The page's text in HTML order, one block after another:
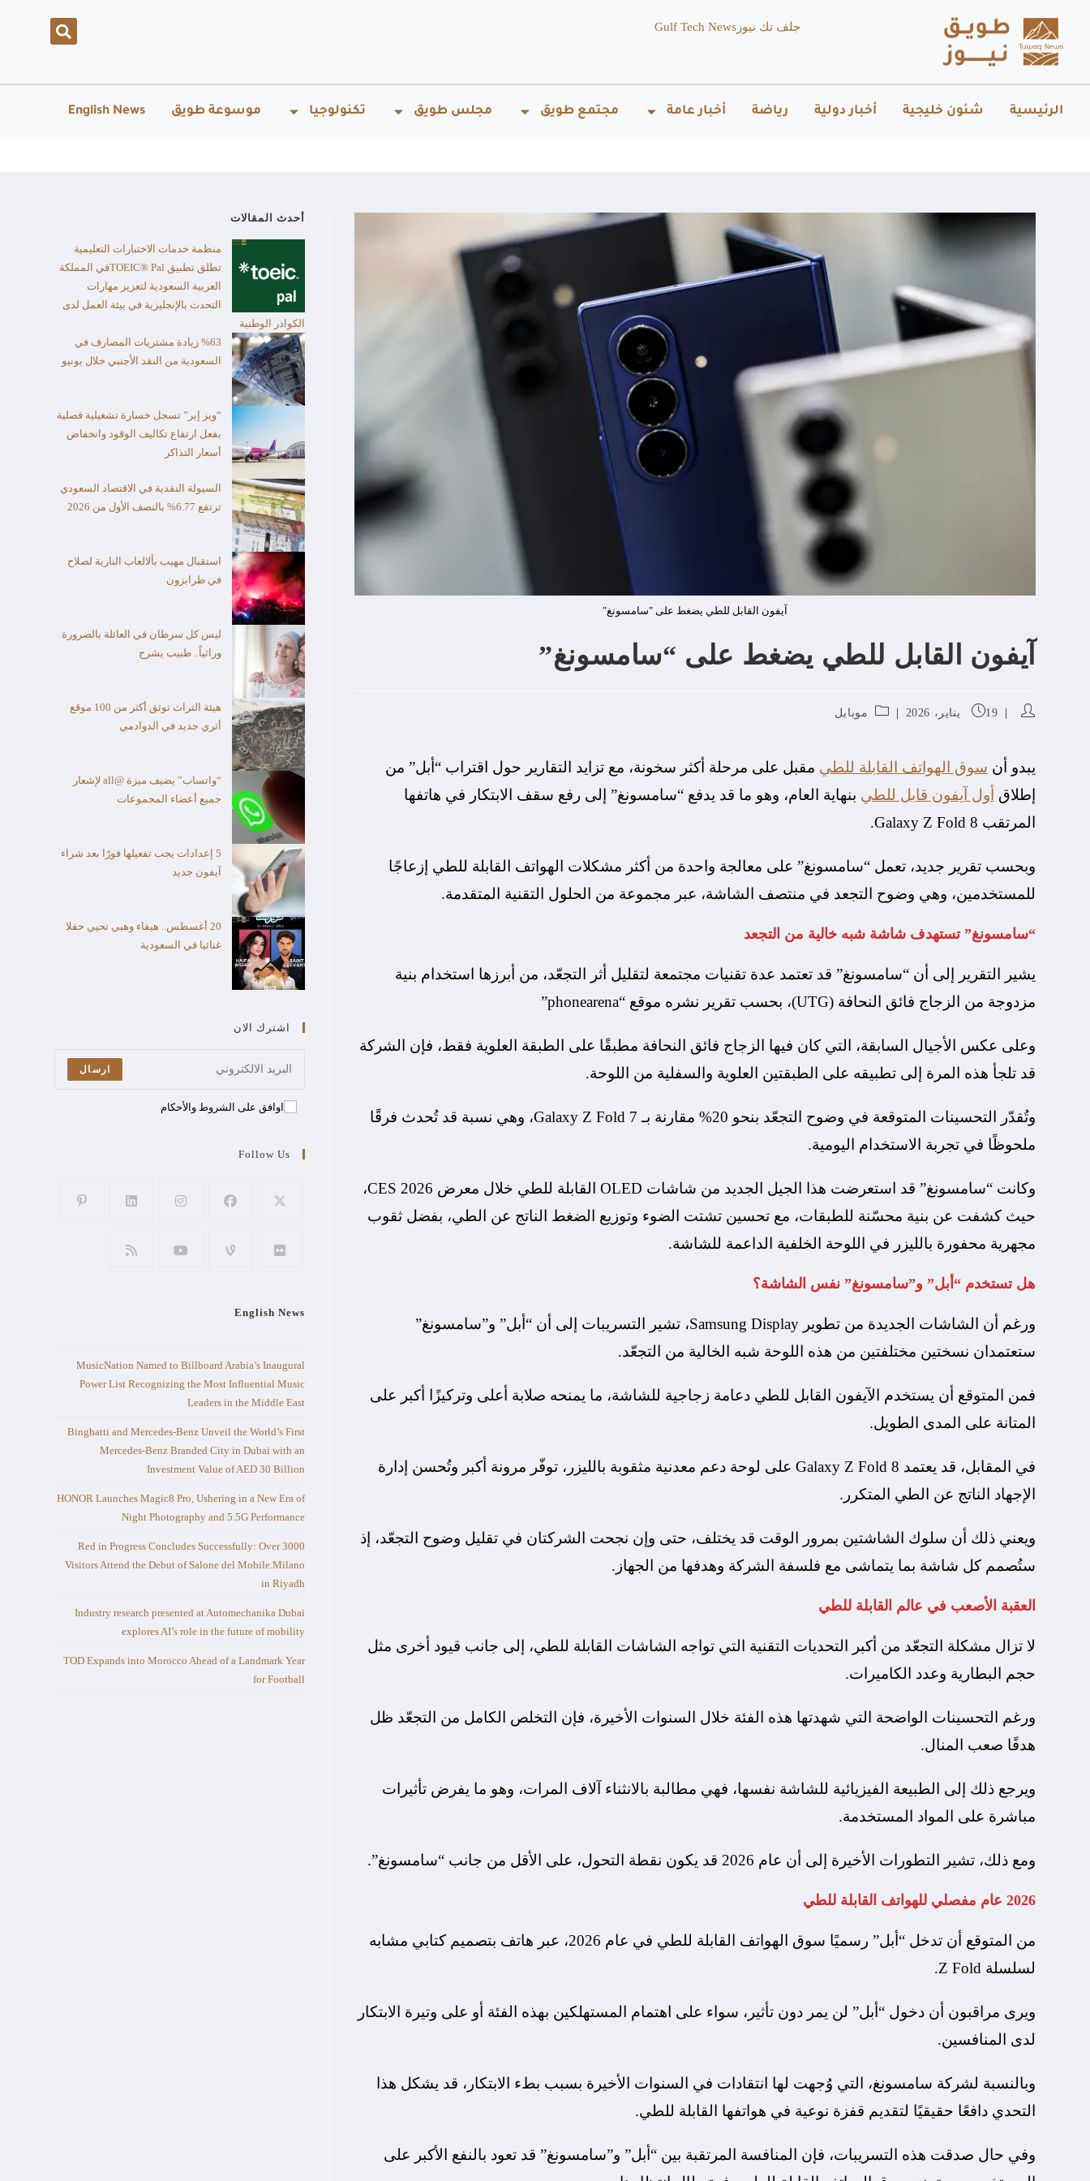
جلف تك نيوز Gulf Tech News
الرئيسية شئون خليجية أخبار دولية رياضة أخبار عامة مجتمع طويق مجلس طويق تكنولوجيا موسوعة طويق English News
آيفون القابل للطي يضغط على "سامسونغ"
آيفون القابل للطي يضغط على “سامسونغ”
19 يناير، 2026 موبايل
يبدو أن سوق الهواتف القابلة للطي مقبل على مرحلة أكثر سخونة، مع تزايد التقارير حول اقتراب “أبل” من
إطلاق أول آيفون قابل للطي بنهاية العام، وهو ما قد يدفع “سامسونغ” إلى رفع سقف الابتكار في هاتفها
المرتقب Galaxy Z Fold 8.
وبحسب تقرير جديد، تعمل “سامسونغ” على معالجة واحدة من أكثر مشكلات الهواتف القابلة للطي إزعاجًا
للمستخدمين، وهي وضوح التجعد في منتصف الشاشة، عبر مجموعة من الحلول التقنية المتقدمة.
“سامسونغ” تستهدف شاشة شبه خالية من التجعد
يشير التقرير إلى أن “سامسونغ” قد تعتمد عدة تقنيات مجتمعة لتقليل أثر التجعّد، من أبرزها استخدام بنية
مزدوجة من الزجاج فائق النحافة (UTG)، بحسب تقرير نشره موقع “phonearena”
وعلى عكس الأجيال السابقة، التي كان فيها الزجاج فائق النحافة مطبقًا على الطبقة العلوية فقط، فإن الشركة
قد تلجأ هذه المرة إلى تطبيقه على الطبقتين العلوية والسفلية من اللوحة.
وتُقدّر التحسينات المتوقعة في وضوح التجعّد بنحو 20% مقارنة بـ Galaxy Z Fold 7، وهي نسبة قد تُحدث فرقًا
ملحوظًا في تجربة الاستخدام اليومية.
وكانت “سامسونغ” قد استعرضت هذا الجيل الجديد من شاشات OLED القابلة للطي خلال معرض CES 2026،
حيث كشفت عن بنية محسّنة للطبقات، مع تحسين تشتت الضوء وتوزيع الضغط الناتج عن الطي، بفضل ثقوب
مجهرية محفورة بالليزر في اللوحة الخلفية الداعمة للشاشة.
هل تستخدم “أبل” و”سامسونغ” نفس الشاشة؟
ورغم أن الشاشات الجديدة من تطوير Samsung Display، تشير التسريبات إلى أن “أبل” و”سامسونغ”
ستعتمدان نسختين مختلفتين من هذه اللوحة شبه الخالية من التجعّد.
فمن المتوقع أن يستخدم الآيفون القابل للطي دعامة زجاجية للشاشة، ما يمنحه صلابة أعلى وتركيزًا أكبر على
المتانة على المدى الطويل.
في المقابل، قد يعتمد Galaxy Z Fold 8 على لوحة دعم معدنية مثقوبة بالليزر، توفّر مرونة أكبر وتُحسن إدارة
الإجهاد الناتج عن الطي المتكرر.
ويعني ذلك أن سلوك الشاشتين بمرور الوقت قد يختلف، حتى وإن نجحت الشركتان في تقليل وضوح التجعّد، إذ
ستُصمم كل شاشة بما يتماشى مع فلسفة الشركة وهدفها من الجهاز.
العقبة الأصعب في عالم القابلة للطي
لا تزال مشكلة التجعّد من أكبر التحديات التقنية التي تواجه الشاشات القابلة للطي، إلى جانب قيود أخرى مثل
حجم البطارية وعدد الكاميرات.
ورغم التحسينات الواضحة التي شهدتها هذه الفئة خلال السنوات الأخيرة، فإن التخلص الكامل من التجعّد ظل
هدفًا صعب المنال.
ويرجع ذلك إلى الطبيعة الفيزيائية للشاشة نفسها، فهي مطالبة بالانثناء آلاف المرات، وهو ما يفرض تأثيرات
مباشرة على المواد المستخدمة.
ومع ذلك، تشير التطورات الأخيرة إلى أن عام 2026 قد يكون نقطة التحول، على الأقل من جانب “سامسونغ”.
2026 عام مفصلي للهواتف القابلة للطي
من المتوقع أن تدخل “أبل” رسميًا سوق الهواتف القابلة للطي في عام 2026، عبر هاتف بتصميم كتابي مشابه
لسلسلة Z Fold.
ويرى مراقبون أن دخول “أبل” لن يمر دون تأثير، سواء على اهتمام المستهلكين بهذه الفئة أو على وتيرة الابتكار
لدى المنافسين.
وبالنسبة لشركة سامسونغ، التي وُجهت لها انتقادات في السنوات الأخيرة بسبب بطء الابتكار، قد يشكل هذا
التحدي دافعًا حقيقيًا لتقديم قفزة نوعية في هواتفها القابلة للطي.
وفي حال صدقت هذه التسريبات، فإن المنافسة المرتقبة بين “أبل” و”سامسونغ” قد تعود بالنفع الأكبر على
أحدث المقالات
منظمة خدمات الاختبارات التعليمية
تطلق تطبيق TOEIC® Palفي المملكة
العربية السعودية لتعزيز مهارات
التحدث بالإنجليزية في بيئة العمل لدى
الكوادر الوطنية
%63 زيادة مشتريات المصارف في
السعودية من النقد الأجنبي خلال يونيو
“ويز إير” تسجل خسارة تشغيلية فصلية
بفعل ارتفاع تكاليف الوقود وانخفاض
أسعار التذاكر
السيولة النقدية في الاقتصاد السعودي
ترتفع 6.77% بالنصف الأول من 2026
استقبال مهيب بألالعاب النارية لصلاح
في طرابزون
ليس كل سرطان في العائلة بالضرورة
وراثياً.. طبيب يشرح
هيئة التراث توثق أكثر من 100 موقع
أثري جديد في الدوادمي
“واتساب” يضيف ميزة @all لإشعار
جميع أعضاء المجموعات
5 إعدادات يجب تفعيلها فورًا بعد شراء
آيفون جديد
20 أغسطس.. هيفاء وهبي تحيي حفلا
غنائيا في السعودية
اشترك الان
ارسال
اوافق على الشروط والأحكام
Follow Us
English News
MusicNation Named to Billboard Arabia’s Inaugural
Power List Recognizing the Most Influential Music
Leaders in the Middle East
Binghatti and Mercedes-Benz Unveil the World’s First
Mercedes-Benz Branded City in Dubai with an
Investment Value of AED 30 Billion
HONOR Launches Magic8 Pro, Ushering in a New Era of
Night Photography and 5.5G Performance
Red in Progress Concludes Successfully: Over 3000
Visitors Attend the Debut of Salone del Mobile.Milano
in Riyadh
Industry research presented at Automechanika Dubai
explores AI’s role in the future of mobility
TOD Expands into Morocco Ahead of a Landmark Year
for Football